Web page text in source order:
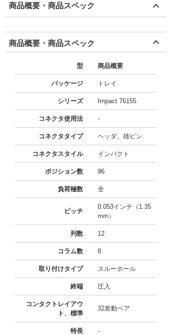
商品概要・商品スペック
商品概要・商品スペック
型 商品概要
パッケージ トレイ
シリーズ Impact 76155
コネクタ使用法 -
コネクタタイプ ヘッダ、雄ピン
コネクタスタイル インパクト
ポジション数 96
負荷極数 全
ピッチ
0.053インチ（1.35
mm）
列数 12
コラム数 8
取り付けタイプ スルーホール
終端 圧入
コンタクトレイアウ
ト、標準
32差動ペア
特長 -